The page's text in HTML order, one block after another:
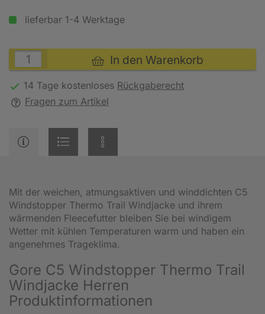
lieferbar 1-4 Werktage
In den Warenkorb
14 Tage kostenloses Rückgaberecht
Fragen zum Artikel
Mit der weichen, atmungsaktiven und winddichten C5
Windstopper Thermo Trail Windjacke und ihrem
wärmenden Fleecefutter bleiben Sie bei windigem
Wetter mit kühlen Temperaturen warm und haben ein
angenehmes Trageklima.
Gore C5 Windstopper Thermo Trail
Windjacke Herren
Produktinformationen